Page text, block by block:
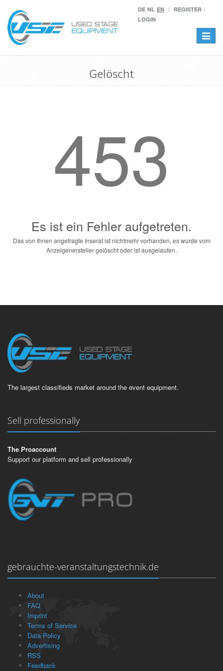
DE NL EN
REGISTER
LOGIN
Toggle
Gelöscht
453
Es ist ein Fehler aufgetreten.
Das von Ihnen angefragte Inserat ist nichtmehr vorhanden, es wurde vom
Anzeigenersteller gelöscht oder ist ausgelaufen.
The largest classifieds market around the event equipment.
Sell professionally
The Proaccount
Support our platform and sell professionally
gebrauchte-veranstaltungstechnik.de
About
FAQ
Imprint
Terms of Service
Data Policy
Advertising
RSS
Feedback